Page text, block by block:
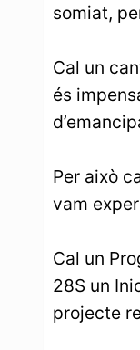
somiat,
Cal un
és
Per això
vam
Cal un
28S un
projecte